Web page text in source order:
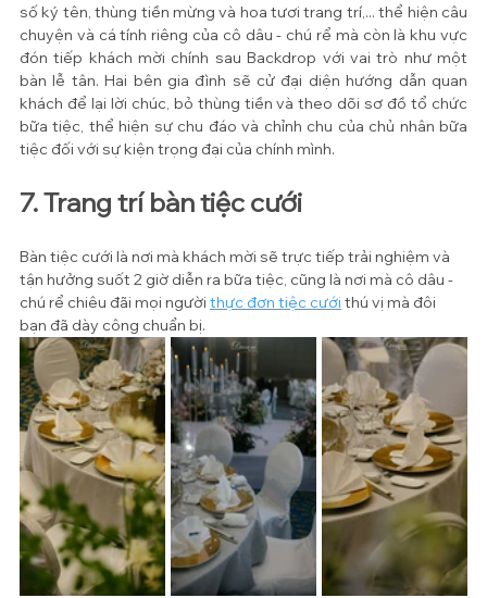
số ký tên, thùng tiền mừng và hoa tươi trang trí,... thể hiện câu
chuyện và cá tính riêng của cô dâu - chú rể mà còn là khu vực
đón tiếp khách mời chính sau Backdrop với vai trò như một
bàn lễ tân. Hai bên gia đình sẽ cử đại diện hướng dẫn quan
khách để lại lời chúc, bỏ thùng tiền và theo dõi sơ đồ tổ chức
bữa tiệc, thể hiện sự chu đáo và chỉnh chu của chủ nhân bữa
tiệc đối với sự kiện trọng đại của chính mình.
7. Trang trí bàn tiệc cưới
Bàn tiệc cưới là nơi mà khách mời sẽ trực tiếp trải nghiệm và
tận hưởng suốt 2 giờ diễn ra bữa tiệc, cũng là nơi mà cô dâu -
chú rể chiêu đãi mọi người thực đơn tiệc cưới thú vị mà đôi
bạn đã dày công chuẩn bị.